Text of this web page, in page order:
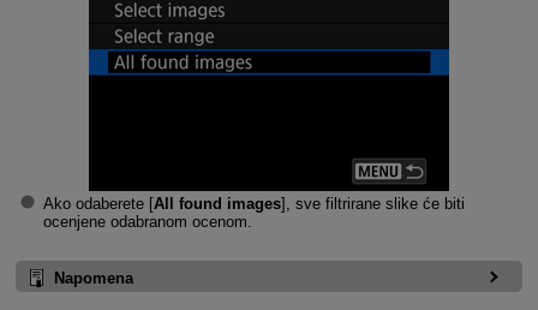
Ako odaberete [All found images], sve filtrirane slike će biti
ocenjene odabranom ocenom.
Napomena